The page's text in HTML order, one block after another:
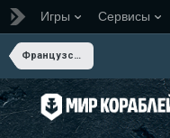
Игры Сервисы
Французские